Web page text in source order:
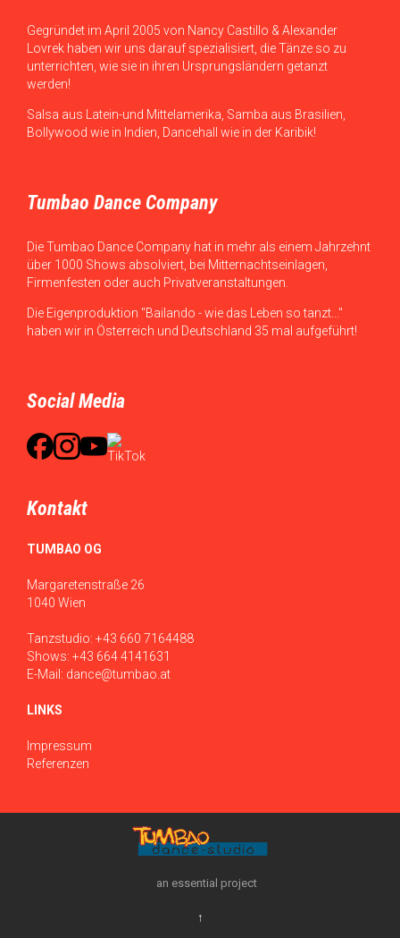
Gegründet im April 2005 von Nancy Castillo & Alexander
Lovrek haben wir uns darauf spezialisiert, die Tänze so zu
unterrichten, wie sie in ihren Ursprungsländern getanzt
werden!
Salsa aus Latein-und Mittelamerika, Samba aus Brasilien,
Bollywood wie in Indien, Dancehall wie in der Karibik!
Tumbao Dance Company
Die Tumbao Dance Company hat in mehr als einem Jahrzehnt
über 1000 Shows absolviert, bei Mitternachtseinlagen,
Firmenfesten oder auch Privatveranstaltungen.
Die Eigenproduktion "Bailando - wie das Leben so tanzt..."
haben wir in Österreich und Deutschland 35 mal aufgeführt!
Social Media
Kontakt
TUMBAO OG
Margaretenstraße 26
1040 Wien
Tanzstudio: +43 660 7164488
Shows: +43 664 4141631
E-Mail: dance@tumbao.at
LINKS
Impressum
Referenzen
an essential project
↑